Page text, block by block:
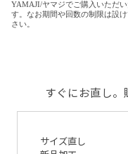
YAMAJI/ヤマジでご購入いただ
す。なお期間や回数の制限は設
さい。
すぐにお直し。
サイズ直し